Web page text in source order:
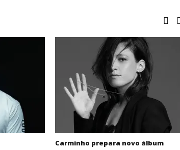
Carminho prepara novo álbum